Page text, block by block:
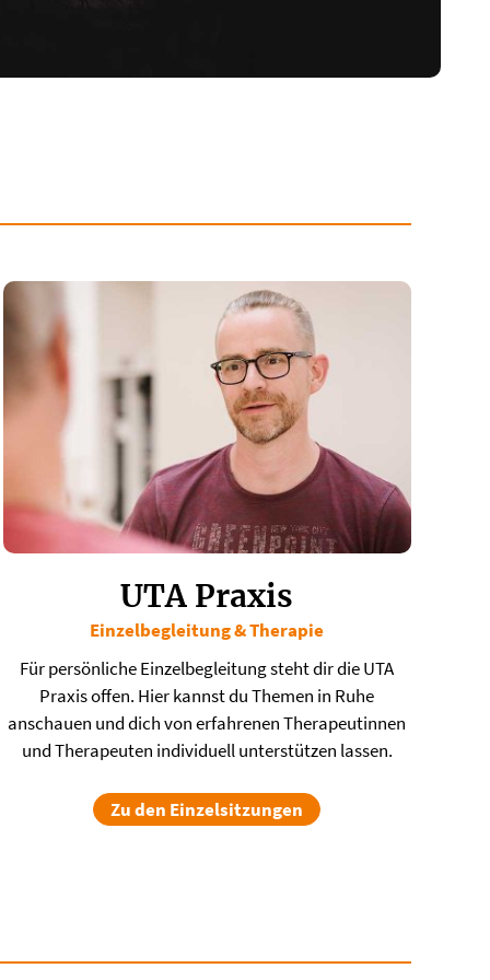
UTA Praxis
Einzelbegleitung & Therapie
​Für persönliche Einzelbegleitung steht dir die UTA
Praxis offen. Hier kannst du Themen in Ruhe
anschauen und dich von erfahrenen Therapeutinnen
und Therapeuten individuell unterstützen lassen.
Zu den Einzelsitzungen